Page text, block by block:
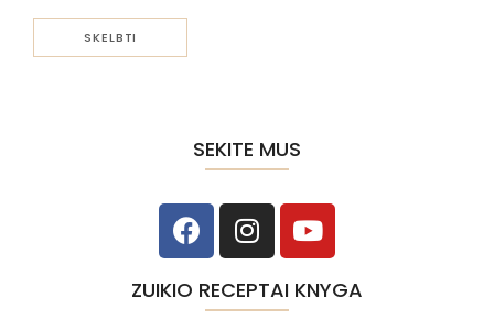
SEKITE MUS
ZUIKIO RECEPTAI KNYGA